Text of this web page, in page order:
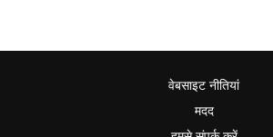
वेबसाइट नीतियां
मदद